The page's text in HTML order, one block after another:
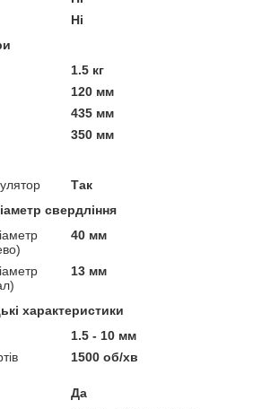
Ні
1.5 кг
120 мм
435 мм
350 мм
Так
свердління
40 мм
13 мм
характеристики
1.5 - 10 мм
1500 об/хв
Да